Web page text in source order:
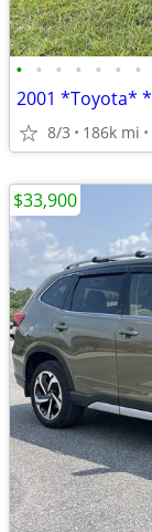
• • • • • • •
8/3 186k mi
$33,900